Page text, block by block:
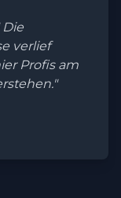
verlief
Profis am